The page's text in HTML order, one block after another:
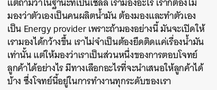
มองว่าตัวเองเป็นคนผลิตน้ำมัน ต้องมองและทำตัวเอง
เป็น Energy provider เพราะถ้ามองอย่างนี้ มันจะเปิดให้
เรามองได้กว้างขึ้น เราไม่จำเป็นต้องยึดติดแค่เรื่องน้ำมัน
เท่านั้น แต่ให้มองว่าเราเป็นส่วนหนึ่งของการตอบโจทย์
ลูกค้าได้อย่างไร มีทางเลือกอะไรที่จะนำเสนอให้ลูกค้าได้
บ้าง ซึ่งโจทย์นี้อยู่ในการทำงานทุกระดับของเรา